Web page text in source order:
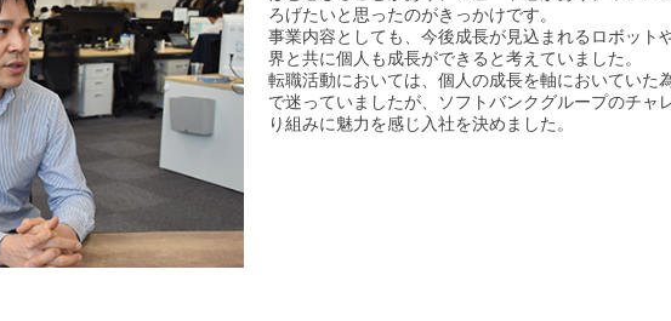
ろげたいと思ったのがきっかけです。
事業内容としても、今後成長が見込まれるロボット
界と共に個人も成長ができると考えていました。
転職活動においては、個人の成長を軸においていた
で迷っていましたが、ソフトバンクグループのチャ
り組みに魅力を感じ入社を決めました。